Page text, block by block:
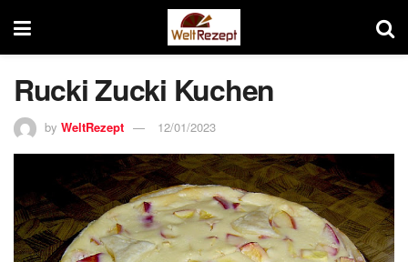
Rucki Zucki Kuchen
by WeltRezept 12/01/2023